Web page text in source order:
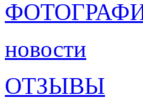
новости
ОТЗЫВЫ